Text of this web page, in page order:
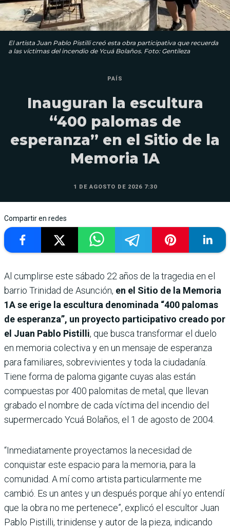
El artista Juan Pablo Pistilli creó esta obra participativa que recuerda
a las víctimas del incendio de Ycuá Bolaños. Foto: Gentileza
PAÍS
Inauguran la escultura
“400 palomas de
esperanza” en el Sitio de la
Memoria 1A
1 DE AGOSTO DE 2026 7:30
Compartir en redes
Al cumplirse este sábado 22 años de la tragedia en el
barrio Trinidad de Asunción, en el Sitio de la Memoria
1A se erige la escultura denominada “400 palomas
de esperanza”, un proyecto participativo creado por
el Juan Pablo Pistilli, que busca transformar el duelo
en memoria colectiva y en un mensaje de esperanza
para familiares, sobrevivientes y toda la ciudadanía.
Tiene forma de paloma gigante cuyas alas están
compuestas por 400 palomitas de metal, que llevan
grabado el nombre de cada víctima del incendio del
supermercado Ycuá Bolaños, el 1 de agosto de 2004.
“Inmediatamente proyectamos la necesidad de
conquistar este espacio para la memoria, para la
comunidad. A mí como artista particularmente me
cambió. Es un antes y un después porque ahí yo entendí
que la obra no me pertenece”, explicó el escultor Juan
Pablo Pistilli, trinidense y autor de la pieza, indicando